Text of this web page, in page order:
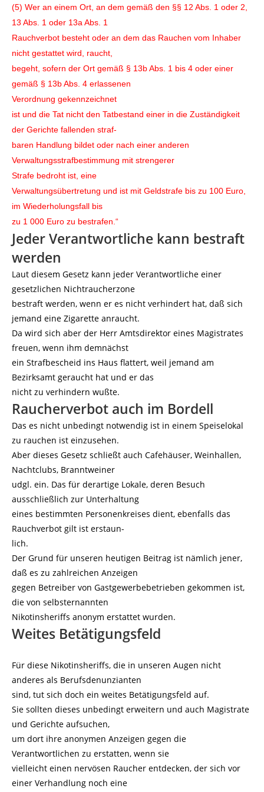
(5) Wer an einem Ort, an dem gemäß den §§ 12 Abs. 1 oder 2,
13 Abs. 1 oder 13a Abs. 1
Rauchverbot besteht oder an dem das Rauchen vom Inhaber
nicht gestattet wird, raucht,
begeht, sofern der Ort gemäß § 13b Abs. 1 bis 4 oder einer
gemäß § 13b Abs. 4 erlassenen
Verordnung gekennzeichnet
ist und die Tat nicht den Tatbestand einer in die Zuständigkeit
der Gerichte fallenden straf-
baren Handlung bildet oder nach einer anderen
Verwaltungsstrafbestimmung mit strengerer
Strafe bedroht ist, eine
Verwaltungsübertretung und ist mit Geldstrafe bis zu 100 Euro,
im Wiederholungsfall bis
zu 1 000 Euro zu bestrafen.“
Jeder Verantwortliche kann bestraft
werden
Laut diesem Gesetz kann jeder Verantwortliche einer
gesetzlichen Nichtraucherzone
bestraft werden, wenn er es nicht verhindert hat, daß sich
jemand eine Zigarette anraucht.
Da wird sich aber der Herr Amtsdirektor eines Magistrates
freuen, wenn ihm demnächst
ein Strafbescheid ins Haus flattert, weil jemand am
Bezirksamt geraucht hat und er das
nicht zu verhindern wußte.
Raucherverbot auch im Bordell
Das es nicht unbedingt notwendig ist in einem Speiselokal
zu rauchen ist einzusehen.
Aber dieses Gesetz schließt auch Cafehäuser, Weinhallen,
Nachtclubs, Branntweiner
udgl. ein. Das für derartige Lokale, deren Besuch
ausschließlich zur Unterhaltung
eines bestimmten Personenkreises dient, ebenfalls das
Rauchverbot gilt ist erstaun-
lich.
Der Grund für unseren heutigen Beitrag ist nämlich jener,
daß es zu zahlreichen Anzeigen
gegen Betreiber von Gastgewerbebetrieben gekommen ist,
die von selbsternannten
Nikotinsheriffs anonym erstattet wurden.
Weites Betätigungsfeld
Für diese Nikotinsheriffs, die in unseren Augen nicht
anderes als Berufsdenunzianten
sind, tut sich doch ein weites Betätigungsfeld auf.
Sie sollten dieses unbedingt erweitern und auch Magistrate
und Gerichte aufsuchen,
um dort ihre anonymen Anzeigen gegen die
Verantwortlichen zu erstatten, wenn sie
vielleicht einen nervösen Raucher entdecken, der sich vor
einer Verhandlung noch eine